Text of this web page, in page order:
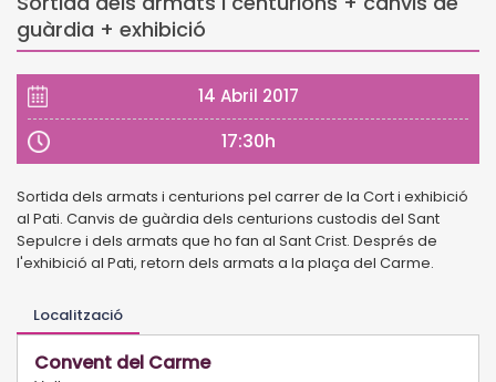
guàrdia + exhibició
14 Abril 2017
17:30h
Sortida dels armats i centurions pel carrer de la Cort i exhibició
al Pati. Canvis de guàrdia dels centurions custodis del Sant
Sepulcre i dels armats que ho fan al Sant Crist. Després de
l'exhibició al Pati, retorn dels armats a la plaça del Carme.
Localització
Convent del Carme